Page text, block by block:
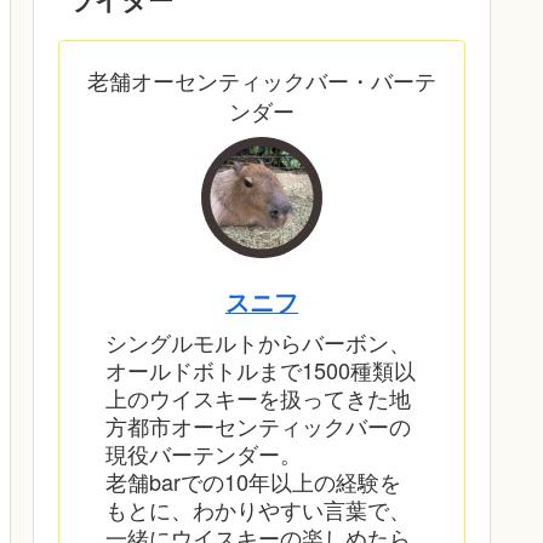
老舗オーセンティックバー・バーテ
ンダー
スニフ
シングルモルトからバーボン、
オールドボトルまで1500種類以
上のウイスキーを扱ってきた地
方都市オーセンティックバーの
現役バーテンダー。
老舗barでの10年以上の経験を
もとに、わかりやすい言葉で、